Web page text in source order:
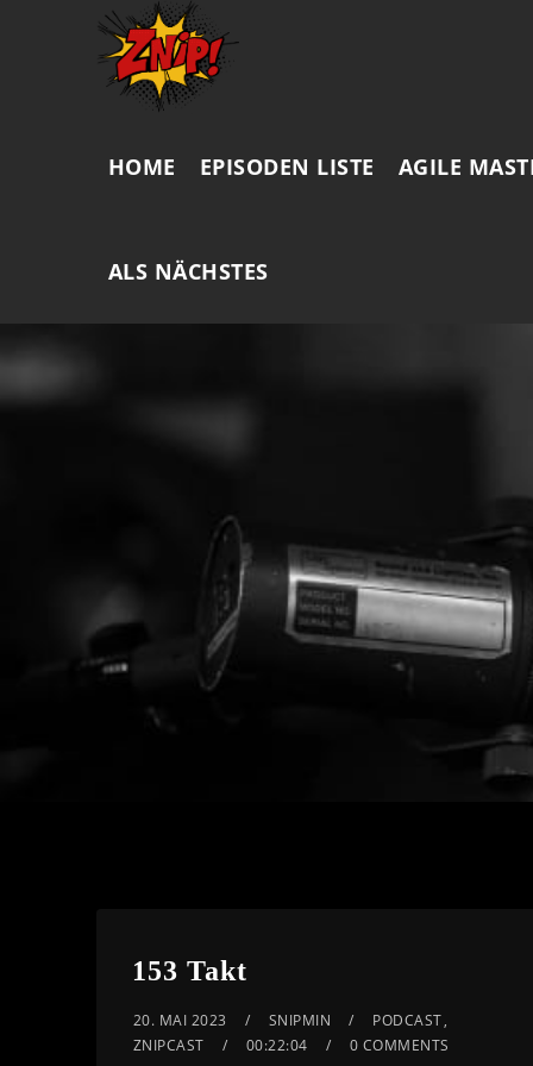
HOME EPISODEN LISTE AGILE
ALS NÄCHSTES
153 Takt
20. MAI 2023 SNIPMIN PODCAST,
ZNIPCAST
00:22:04 0 COMMENTS